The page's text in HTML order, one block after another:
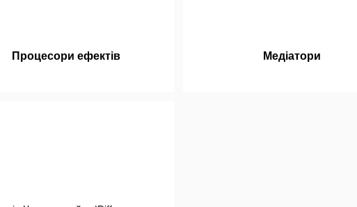
Процесори ефектів Медіатори